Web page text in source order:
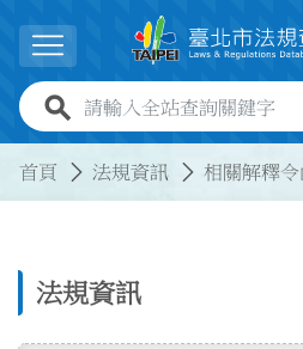
展開選單
全站查詢關鍵字欄位
首頁 法規資訊 相關解釋令
法規資訊